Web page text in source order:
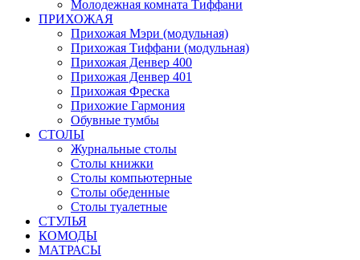
Молодежная комната Тиффани
ПРИХОЖАЯ
Прихожая Мэри (модульная)
Прихожая Тиффани (модульная)
Прихожая Денвер 400
Прихожая Денвер 401
Прихожая Фреска
Прихожие Гармония
Обувные тумбы
СТОЛЫ
Журнальные столы
Столы книжки
Столы компьютерные
Столы обеденные
Столы туалетные
СТУЛЬЯ
КОМОДЫ
МАТРАСЫ